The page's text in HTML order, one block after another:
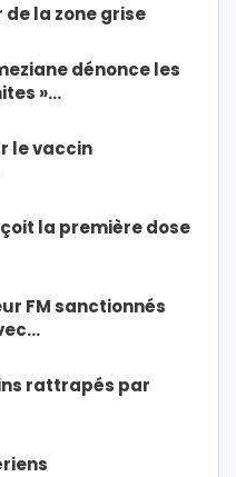
la zone grise
dénonce les
»…
le vaccin
la première dose
FM sanctionnés
rattrapés par